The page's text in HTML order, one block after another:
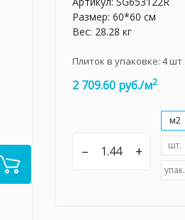
Размер: 60*60 см
Вес: 28.28 кг
Плиток в упаковке: 4шт
2 709.60 руб./м2
– +
м2
шт.
упак.